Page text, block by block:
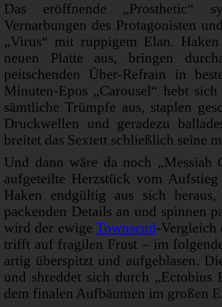
Das eröffnende „Prosthetic“
Vernarbungen des Protagonisten
„Virus“ mit ruppigem Elan.
neuen Platte aus, bringen
peitschenden Über-Refrain in
Minuten-Epos „Carousel“ hebt
sämtliche Trümpfe aus, staplen
Druckwellen und geradezu
breitet das Sextett schließlich seine
Und dann wäre da noch
aufgeteilte Herzstück vom
Haken endgültig aus sich
packenden Details an und spinnen
wird der ewige Townsend-Vergleich
trifft auf fragilen Frust – im
artig überspitzt und aufgeblasen.
und shreddet sich durch
dem finalen Aufbäumen im großen